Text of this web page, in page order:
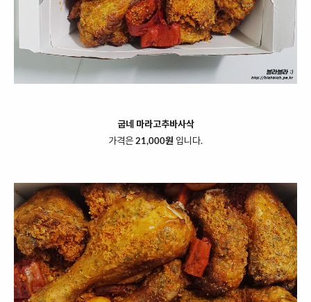
굽네 마라고추바사삭
가격은 21,000원 입니다.